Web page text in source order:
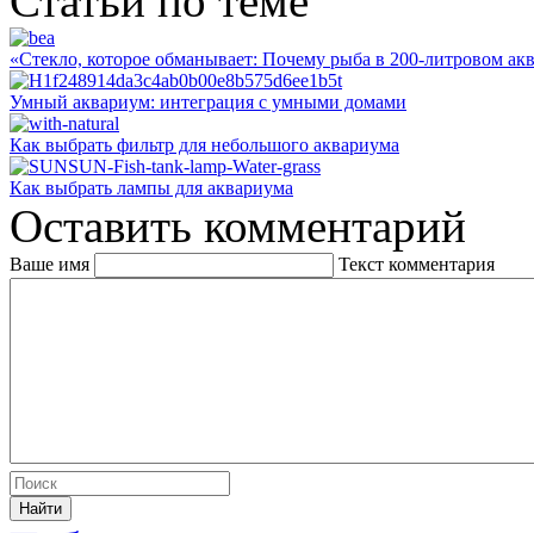
«Стекло, которое обманывает: Почему рыба в 200-литровом
Умный аквариум: интеграция с умными домами
Как выбрать фильтр для небольшого аквариума
Как выбрать лампы для аквариума
Оставить комментарий
Ваше имя Текст комментария